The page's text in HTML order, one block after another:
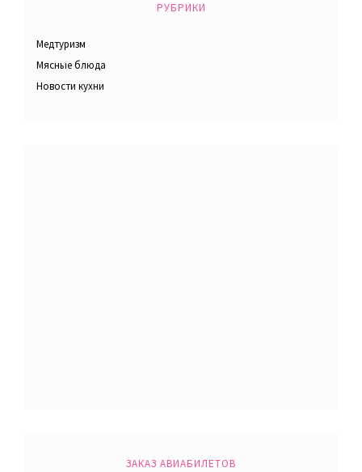
РУБРИКИ
Медтуризм
Мясные блюда
Новости кухни
ЗАКАЗ АВИАБИЛЕТОВ